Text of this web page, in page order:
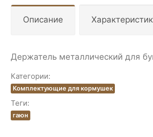
Описание
Держатель металлический для
Категории:
Комплектующие для кормушек
Теги:
гаюн